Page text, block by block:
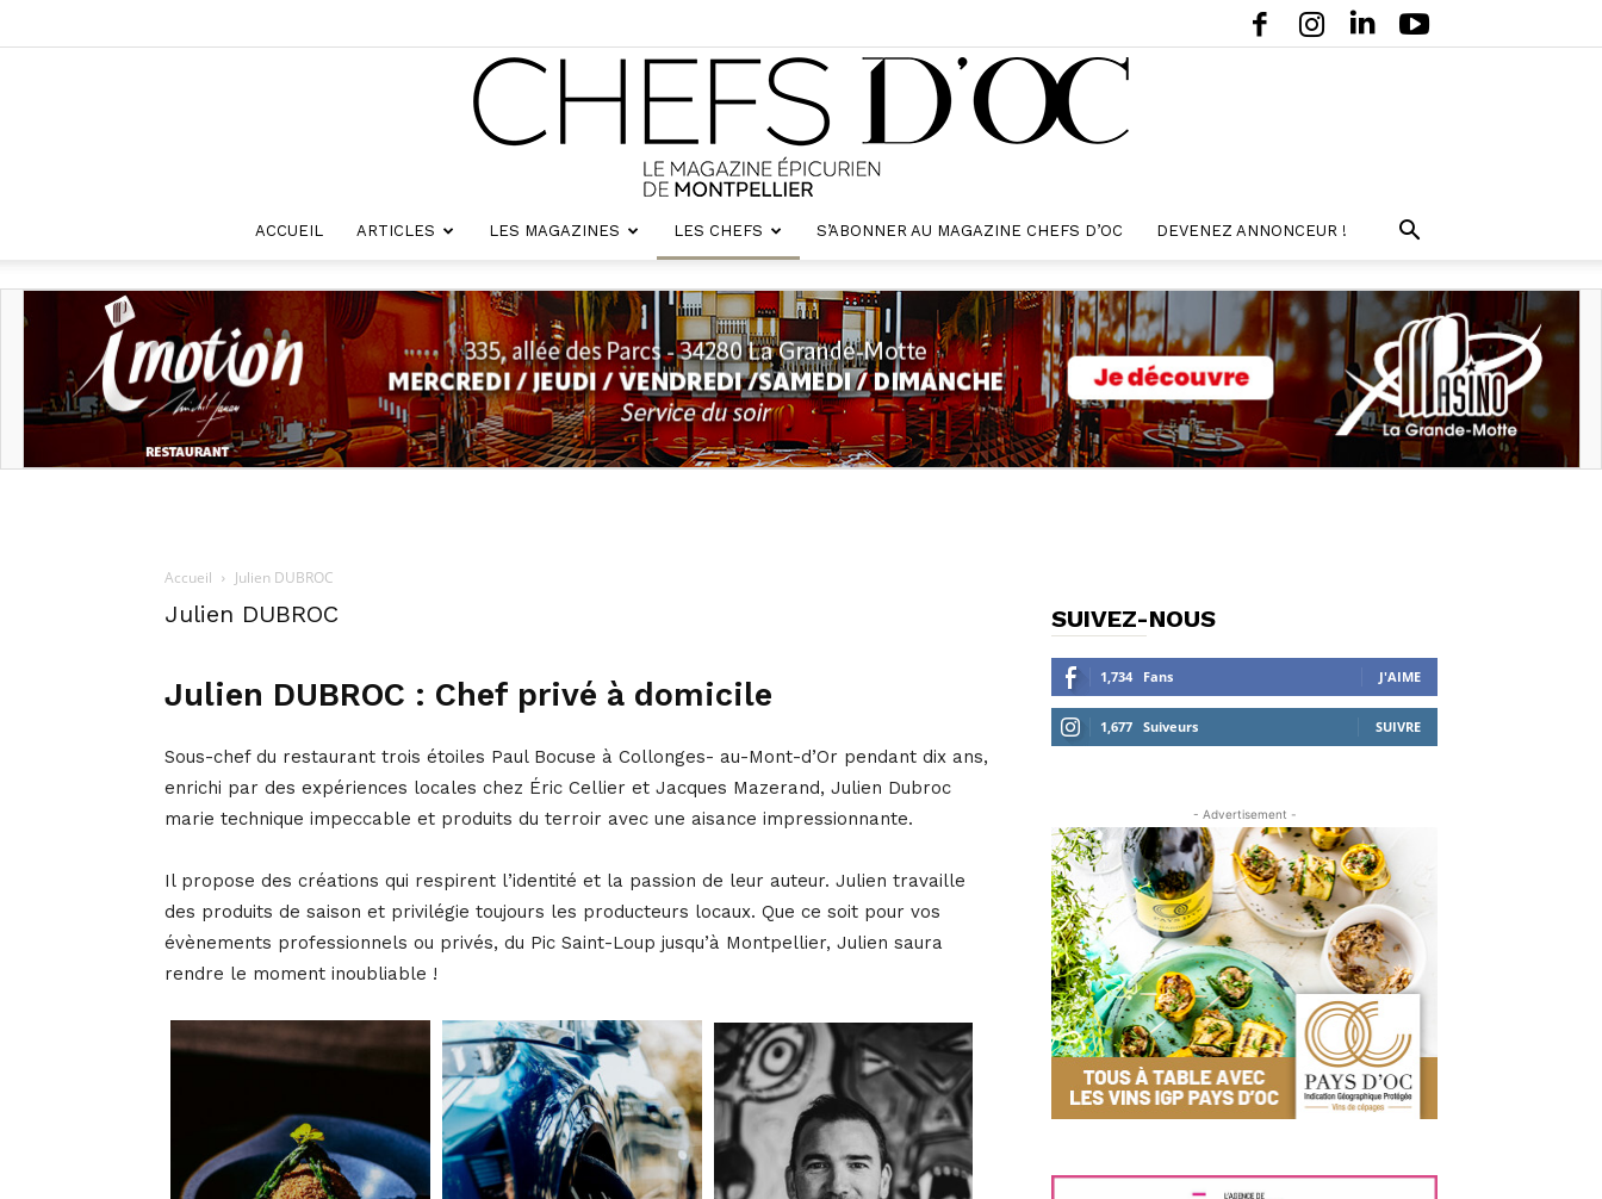
d'oc
ACCUEIL ARTICLES LES MAGAZINES LES CHEFS S’ABONNER AU MAGAZINE CHEFS D’OC DEVENEZ ANNONCEUR !
Accueil Julien DUBROC
Julien DUBROC
Julien DUBROC : Chef privé à domicile
Sous-chef du restaurant trois étoiles Paul Bocuse à Collonges- au-Mont-d’Or pendant dix ans,
enrichi par des expériences locales chez Éric Cellier et Jacques Mazerand, Julien Dubroc
marie technique impeccable et produits du terroir avec une aisance impressionnante.
Il propose des créations qui respirent l’identité et la passion de leur auteur. Julien travaille
des produits de saison et privilégie toujours les producteurs locaux. Que ce soit pour vos
évènements professionnels ou privés, du Pic Saint-Loup jusqu’à Montpellier, Julien saura
rendre le moment inoubliable !
SUIVEZ-NOUS
1,734 Fans J'AIME
1,677 Suiveurs SUIVRE
- Advertisement -